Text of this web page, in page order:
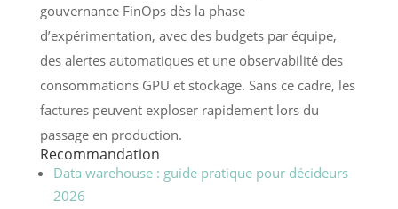
gouvernance FinOps dès la phase
d’expérimentation, avec des budgets par équipe,
des alertes automatiques et une observabilité des
consommations GPU et stockage. Sans ce cadre, les
factures peuvent exploser rapidement lors du
passage en production.
Recommandation
Data warehouse : guide pratique pour décideurs
2026